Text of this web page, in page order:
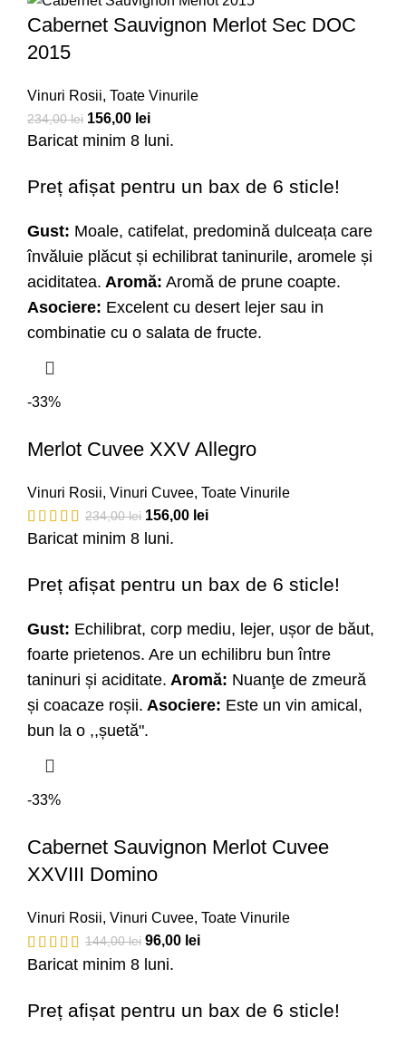
Cabernet Sauvignon Merlot Sec DOC
2015
Vinuri Rosii, Toate Vinurile
234,00lei 156,00 lei
Baricat minim 8 luni.
Preț afișat pentru un bax de 6 sticle!
Gust: Moale, catifelat, predomină dulceața care
învăluie plăcut și echilibrat taninurile, aromele și
aciditatea. Aromă: Aromă de prune coapte.
Asociere: Excelent cu desert lejer sau in
combinatie cu o salata de fructe.
-33%
Merlot Cuvee XXV Allegro
Vinuri Rosii, Vinuri Cuvee, Toate Vinurile
234,00lei 156,00 lei
Baricat minim 8 luni.
Preț afișat pentru un bax de 6 sticle!
Gust: Echilibrat, corp mediu, lejer, ușor de băut,
foarte prietenos. Are un echilibru bun între
taninuri și aciditate. Aromă: Nuanţe de zmeură
și coacaze roșii. Asociere: Este un vin amical,
bun la o ,,șuetă".
-33%
Cabernet Sauvignon Merlot Cuvee
XXVIII Domino
Vinuri Rosii, Vinuri Cuvee, Toate Vinurile
144,00lei 96,00 lei
Baricat minim 8 luni.
Preț afișat pentru un bax de 6 sticle!